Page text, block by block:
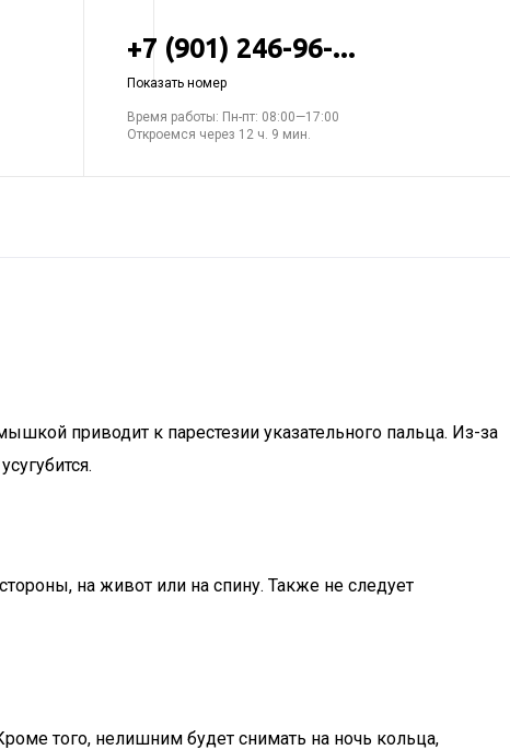
+7 (901) 246-96-...
Показать номер
Время работы: Пн-пт: 08:00—17:00
Откроемся через 12 ч. 9 мин.
приводит к парестезии указательного пальца. Из-за
на живот или на спину. Также не следует
того, нелишним будет снимать на ночь кольца,